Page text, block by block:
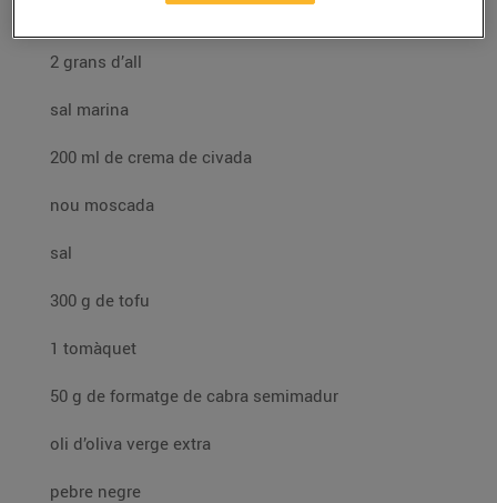
2 grans d’all
sal marina
200 ml de crema de civada
nou moscada
sal
300 g de tofu
1 tomàquet
50 g de formatge de cabra semimadur
oli d’oliva verge extra
pebre negre